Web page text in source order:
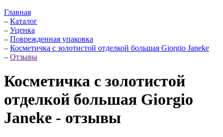
Главная
– Каталог
– Уценка
– Поврежденная упаковка
– Косметичка с золотистой отделкой большая Giorgio Janeke
– Отзывы
Косметичка с золотистой
отделкой большая Giorgio
Janeke - отзывы